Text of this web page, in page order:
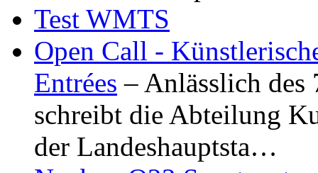
Test WMTS
Open Call -
Entrées – Anlässlich
schreibt die Abteilung
der Landeshauptsta…